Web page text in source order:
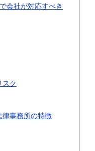
会社が対応すべき
スク
律事務所の特徴